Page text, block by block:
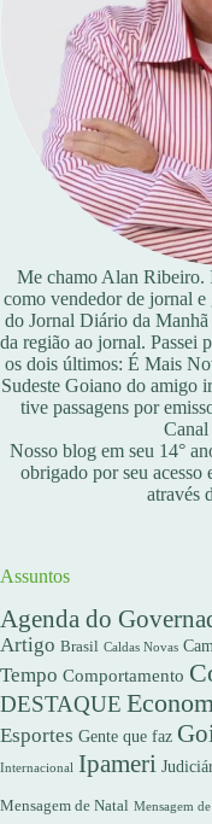
Me chamo Alan Ribeiro.
como vendedor de jornal
do Jornal Diário da
da região ao jornal. Passei
os dois últimos: É Mais
Sudeste Goiano do amigo
tive passagens por
Nosso blog em seu 14°
obrigado por seu
através
Assuntos
Agenda do
Artigo Brasil Caldas Novas
Tempo Comportamento
DESTAQUE
Esportes Gente que faz
Internacional Ipameri
Mensagem de Natal Mensagem